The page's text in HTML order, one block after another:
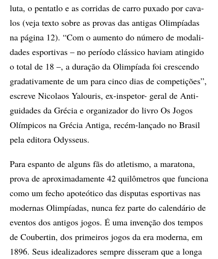
luta, o pen­ta­tlo e as cor­ri­das de car­ro pu­xa­do por ca­va­
los (veja tex­to so­bre as pro­vas das an­ti­gas Olim­pí­a­das
na pá­gi­na 12). “Com o au­men­to do nú­me­ro de mo­da­li­
da­des es­por­ti­vas – no pe­rí­o­do clás­si­co ha­vi­am atin­gi­do
o to­tal de 18 –, a du­ra­ção da Olim­pí­a­da foi cres­cen­do
gra­da­ti­va­men­te de um para cin­co dias de com­pe­ti­çõ­es”,
es­cre­ve Ni­co­laos Ya­lou­ris, ex-ins­pe­tor- ge­ral de An­ti­
gui­da­des da Gré­cia e or­ga­ni­za­dor do li­vro Os Jo­gos
Olím­pi­cos na Gré­cia An­ti­ga, re­cém-lan­ça­do no Bra­sil
pela edi­to­ra Odys­seus.
Para es­pan­to de al­guns fãs do atle­tis­mo, a ma­ra­to­na,
pro­va de apro­xi­ma­da­men­te 42 qui­lô­me­tros que fun­ci­o­na
como um fe­cho apo­te­ó­ti­co das dis­pu­tas es­por­ti­vas nas
mo­der­nas Olim­pí­a­das, nun­ca fez par­te do ca­len­dá­rio de
even­tos dos an­ti­gos jo­gos. É uma in­ven­ção dos tem­pos
de Cou­ber­tin, dos pri­mei­ros jo­gos da era mo­der­na, em
1896. Seus ide­a­li­za­do­res sem­pre dis­se­ram que a lon­ga